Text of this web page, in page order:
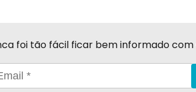
foi tão fácil ficar bem informado com